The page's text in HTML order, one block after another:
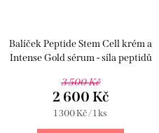
Balíček Peptide Stem Cell krém a
Intense Gold sérum - síla peptidů
3 500 Kč
2 600 Kč
Měrná
cena:
1 300 Kč / 1 ks